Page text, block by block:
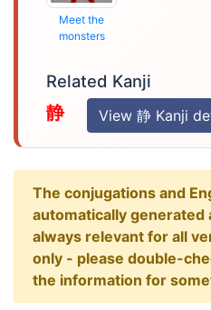
Meet the
monsters
Related Kanji
静 View 静 Kanji
The conjugations and
automatically generated
always relevant for all
only - please double-
the information for